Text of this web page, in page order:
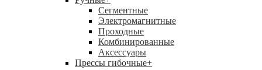
Сегментные
Электромагнитные
Проходные
Комбинированные
Аксессуары
Прессы гибочные+